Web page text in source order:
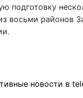
подготовку
восьми районов
новости в